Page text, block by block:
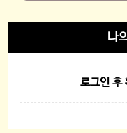
나
로그인 후